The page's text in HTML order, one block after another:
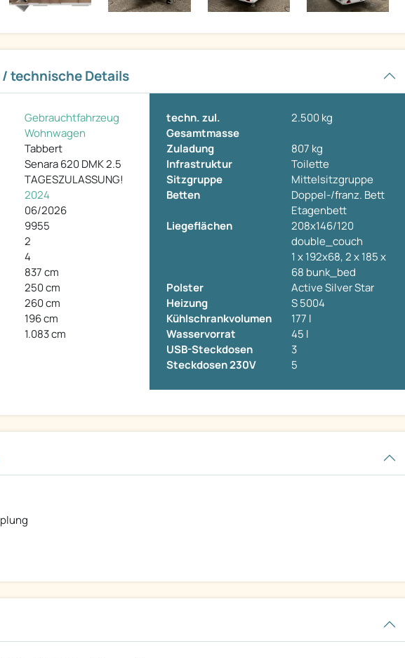
technische Details
Gebrauchtfahrzeug
Wohnwagen
Tabbert
Senara 620 DMK 2.5
TAGESZULASSUNG!
2024
06/2026
9955
2
4
837 cm
250 cm
260 cm
196 cm
1.083 cm
techn. zul.
Gesamtmasse
2.500 kg
Zuladung
807 kg
Infrastruktur
Toilette
Sitzgruppe
Mittelsitzgruppe
Betten
Doppel-/franz. Bett
Etagenbett
Liegeflächen
208x146/120
double_couch
1 x 192x68, 2 x 185 x
68 bunk_bed
Polster
Active Silver Star
Heizung
S 5004
Kühlschrankvolumen
177 l
Wasservorrat
45 l
USB-Steckdosen
3
Steckdosen 230V
5